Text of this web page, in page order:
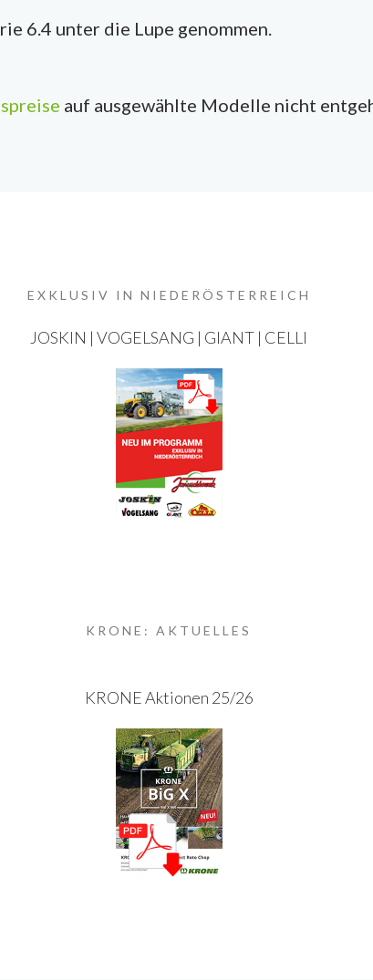
6.4 unter die Lupe genommen.
auf ausgewählte Modelle nicht
EXKLUSIV IN NIEDERÖSTERREICH
JOSKIN | VOGELSANG | GIANT | CELLI
KRONE: AKTUELLES
KRONE Aktionen 25/26